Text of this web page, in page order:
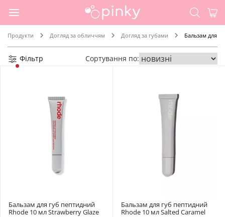
Продукти Догляд за обличчям Догляд за губами Бальзам для
Фільтр Сортування по:
Бальзам для губ пептидний
Rhode 10 мл Strawberry Glaze
Бальзам для губ пептидний
Rhode 10 мл Salted Caramel